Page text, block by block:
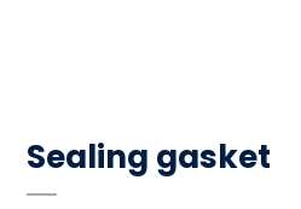
Sealing gasket